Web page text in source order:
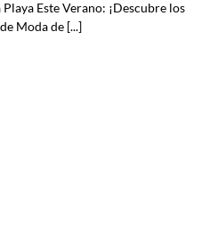
Este Verano: ¡Descubre los
Moda de [...]